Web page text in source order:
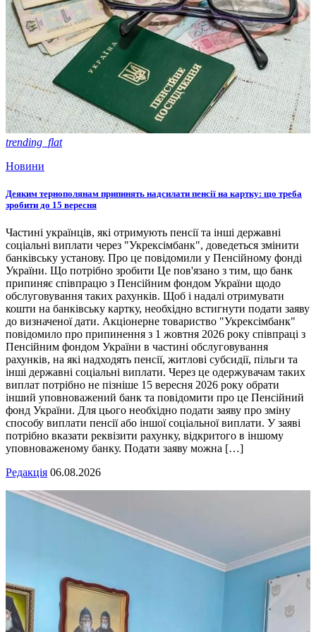
trending_flat
Новини
Деяким тернополянам припинять надсилати пенсії на картку: що треба
зробити до 15 вересня
Частині українців, які отримують пенсії та інші державні
соціальні виплати через "Укрексімбанк", доведеться змінити
банківську установу. Про це повідомили у Пенсійному фонді
України. Що потрібно зробити Це пов'язано з тим, що банк
припиняє співпрацю з Пенсійним фондом України щодо
обслуговування таких рахунків. Щоб і надалі отримувати
кошти на банківську картку, необхідно встигнути подати заяву
до визначеної дати. Акціонерне товариство "Укрексімбанк"
повідомило про припинення з 1 жовтня 2026 року співпраці з
Пенсійним фондом України в частині обслуговування
рахунків, на які надходять пенсії, житлові субсидії, пільги та
інші державні соціальні виплати. Через це одержувачам таких
виплат потрібно не пізніше 15 вересня 2026 року обрати
інший уповноважений банк та повідомити про це Пенсійний
фонд України. Для цього необхідно подати заяву про зміну
способу виплати пенсії або іншої соціальної виплати. У заяві
потрібно вказати реквізити рахунку, відкритого в іншому
уповноваженому банку. Подати заяву можна […]
Редакція 06.08.2026